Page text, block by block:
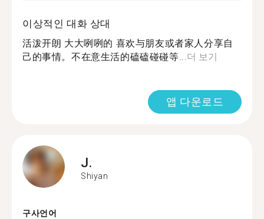
이상적인 대화 상대
活泼开朗 大大咧咧的 喜欢与朋友或者家人分享自
己的事情。不在意生活的磕磕碰碰等...더 보기
앱 다운로드
J.
Shiyan
구사언어